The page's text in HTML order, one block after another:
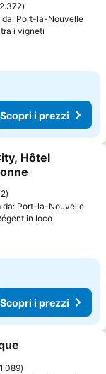
2.372
da: Port-la-Nouvelle
i vigneti
Scopri i prezzi
preferiti
Hôtel
da: Port-la-Nouvelle
in loco
Scopri i prezzi
1.089